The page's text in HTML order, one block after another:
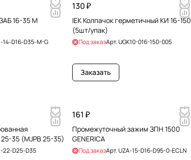
16-35 М
14-D16-D35-M-G
130 ₽
IEK Колпачок герметичный КИ 16-150
(5шт/упак)
Под заказАрт.UGK10-016-150-005
Заказать
35 (MJPB 25-35)
22-D25-D35
161 ₽
Промежуточный зажим ЗПН 1500
GENERICA
Под заказАрт.UZA-15-D16-D95-0-ECLN